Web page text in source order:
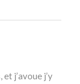
j’avoue j’y